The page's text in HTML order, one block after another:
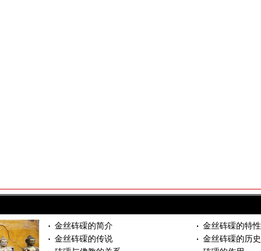
金丝砗磲的简介
金丝砗磲的特性
金丝砗磲的传说
金丝砗磲的历史